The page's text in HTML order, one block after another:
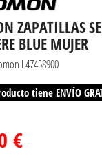
ZAPATILLAS
BLUE MUJER
L47458900
tiene ENVÍO
€